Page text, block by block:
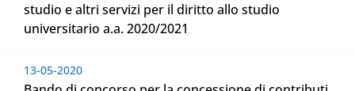
studio e altri servizi per il diritto allo studio
universitario a.a. 2020/2021
13-05-2020